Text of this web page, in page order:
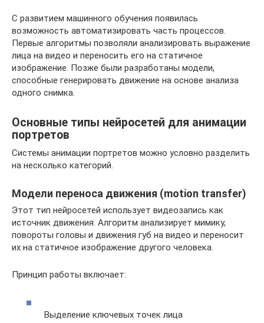
С развитием машинного обучения появилась
возможность автоматизировать часть процессов.
Первые алгоритмы позволяли анализировать выражение
лица на видео и переносить его на статичное
изображение. Позже были разработаны модели,
способные генерировать движение на основе анализа
одного снимка.
Основные типы нейросетей для анимации
портретов
Системы анимации портретов можно условно разделить
на несколько категорий.
Модели переноса движения (motion transfer)
Этот тип нейросетей использует видеозапись как
источник движения. Алгоритм анализирует мимику,
повороты головы и движения губ на видео и переносит
их на статичное изображение другого человека.
Принцип работы включает:
Выделение ключевых точек лица